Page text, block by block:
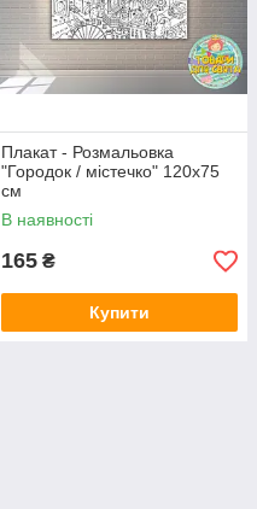
Плакат - Розмальовка
"Городок / містечко" 120х75
см
В наявності
165 ₴
Купити